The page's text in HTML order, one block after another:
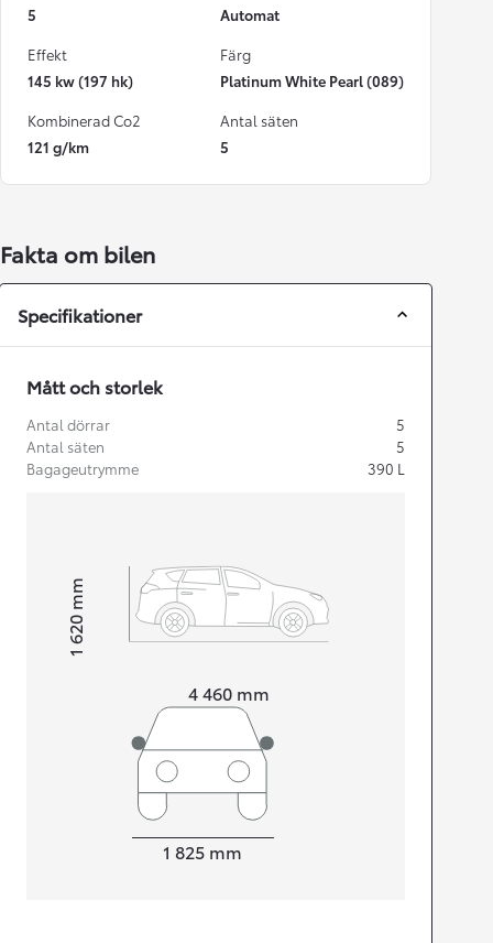
5
Automat
Effekt
145 kw (197 hk)
Färg
Platinum White Pearl (089)
Kombinerad Co2
121 g/km
Antal säten
5
Fakta om bilen
Specifikationer
Mått och storlek
Antal dörrar
5
Antal säten
5
Bagageutrymme
390 L
4 460 mm
Height1 620
mm
1 825 mm